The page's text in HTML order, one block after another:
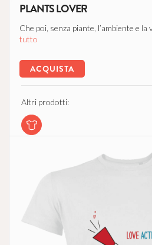
PLANTS LOVER
Che poi, senza piante, l’ambiente e la
tutto
ACQUISTA
Altri prodotti: